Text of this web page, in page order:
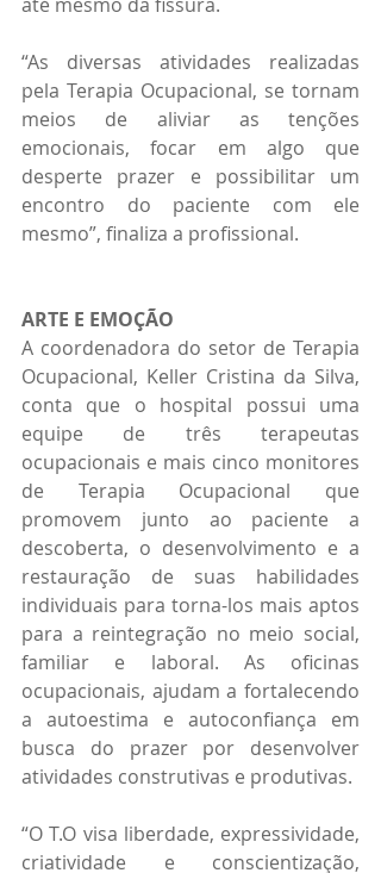
“As diversas atividades realizadas
pela Terapia Ocupacional, se tornam
meios de aliviar as tenções
emocionais, focar em algo que
desperte prazer e possibilitar um
encontro do paciente com ele
mesmo”, finaliza a profissional.
ARTE E EMOÇÃO
A coordenadora do setor de Terapia
Ocupacional, Keller Cristina da Silva,
conta que o hospital possui uma
equipe de três terapeutas
ocupacionais e mais cinco monitores
de Terapia Ocupacional que
promovem junto ao paciente a
descoberta, o desenvolvimento e a
restauração de suas habilidades
individuais para torna-los mais aptos
para a reintegração no meio social,
familiar e laboral. As oficinas
ocupacionais, ajudam a fortalecendo
a autoestima e autoconfiança em
busca do prazer por desenvolver
atividades construtivas e produtivas.
“O T.O visa liberdade, expressividade,
criatividade e conscientização,